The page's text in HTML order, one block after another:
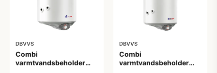
DBVVS
Combi
varmtvandsbeholder
DBVVS
Combi
varmtvandsbeholder